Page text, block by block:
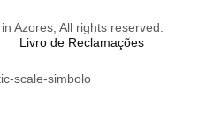
Azores, All rights reserved.
Livro de Reclamações